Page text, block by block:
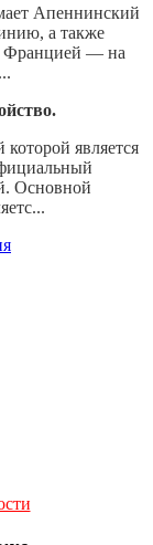
Апеннинский
а также
Францией — на
является
Основной